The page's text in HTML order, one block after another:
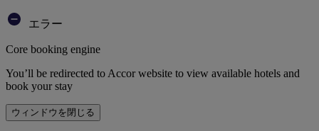
エラー
Core booking engine
You’ll be redirected to Accor website to view available hotels and
book your stay
ウィンドウを閉じる